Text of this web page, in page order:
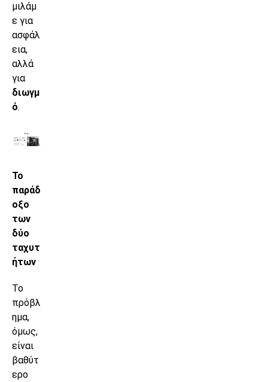
μιλάμ
ε για
ασφάλ
εια,
αλλά
για
διωγμ
ό.
Το
παράδ
οξο
των
δύο
ταχυτ
ήτων
Το
πρόβλ
ημα,
όμως,
είναι
βαθύτ
ερο